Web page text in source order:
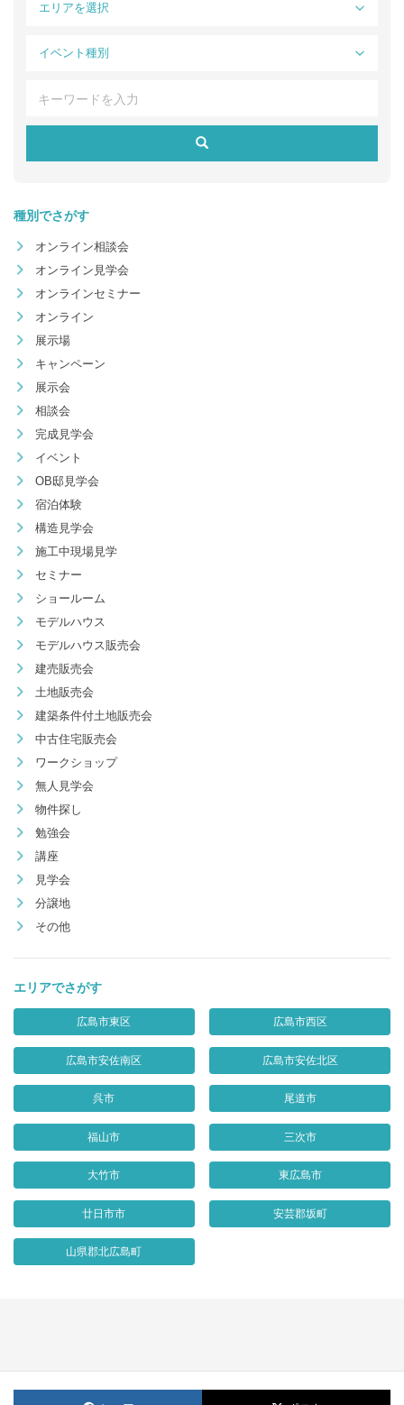
エリアを選択
イベント種別
種別でさがす
オンライン相談会
オンライン見学会
オンラインセミナー
オンライン
展示場
キャンペーン
展示会
相談会
完成見学会
イベント
OB邸見学会
宿泊体験
構造見学会
施工中現場見学
セミナー
ショールーム
モデルハウス
モデルハウス販売会
建売販売会
土地販売会
建築条件付土地販売会
中古住宅販売会
ワークショップ
無人見学会
物件探し
勉強会
講座
見学会
分譲地
その他
エリアでさがす
広島市東区 広島市西区
広島市安佐南区 広島市安佐北区
呉市 尾道市
福山市 三次市
大竹市 東広島市
廿日市市 安芸郡坂町
山県郡北広島町